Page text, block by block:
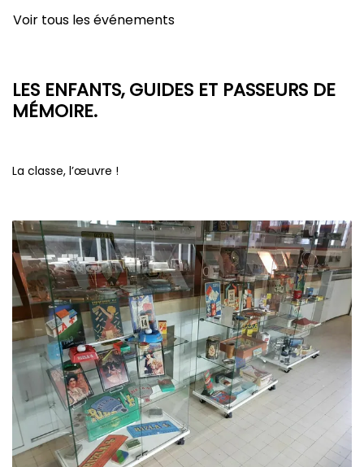
Voir tous les événements
LES ENFANTS, GUIDES ET PASSEURS DE
MÉMOIRE.
La classe, l’œuvre !